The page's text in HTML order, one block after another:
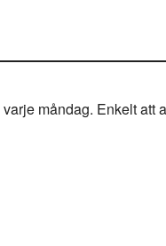
måndag. Enkelt att